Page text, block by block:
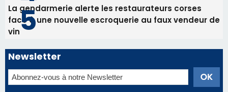
La gendarmerie alerte les restaurateurs corses
face à une nouvelle escroquerie au faux vendeur de
vin
Newsletter